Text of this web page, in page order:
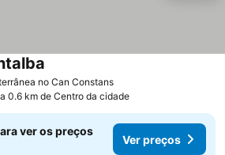
no Can ConstansVer preços
a 0.6 km de Centro da cidade
ver os preços
Ver preços